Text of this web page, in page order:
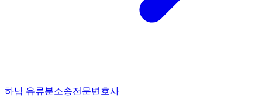
하남 유류분소송전문변호사